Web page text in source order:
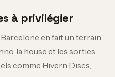
à privilégier
en fait un terrain
la house et les sorties
comme Hivern Discs,